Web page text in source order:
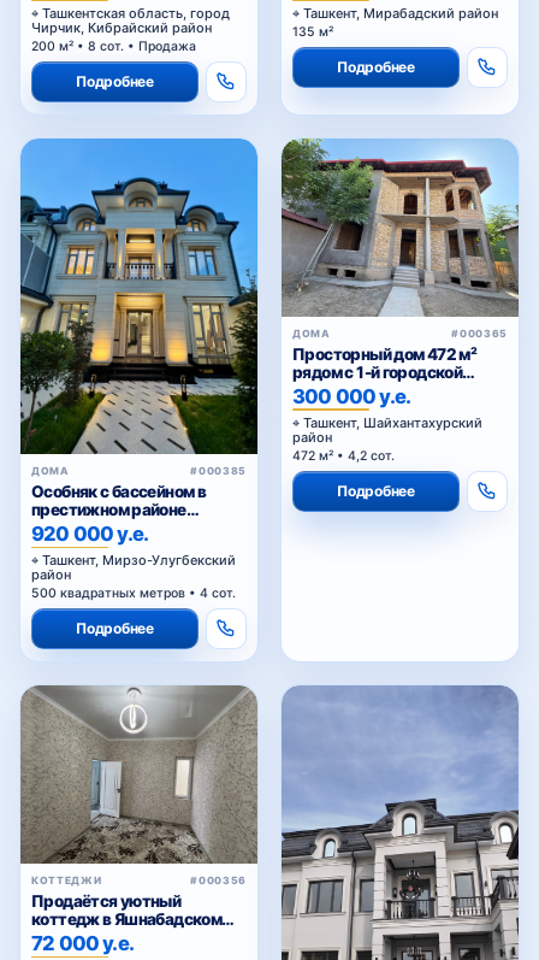
Ташкентская область, город
Чирчик, Кибрайский район
200 м² • 8 сот. • Продажа
Подробнее
Ташкент, Мирабадский район
135 м²
Подробнее
ДОМА #000385
Особняк с бассейном в
престижном районе
Циолковского — для
комфортной и статусной
жизни
920 000 у.е.
Ташкент, Мирзо-Улугбекский
район
500 квадратных метров • 4 сот.
Подробнее
ДОМА #000365
Просторный дом 472 м²
рядом с 1-й городской
больницей
300 000 у.е.
Ташкент, Шайхантахурский
район
472 м² • 4,2 сот.
Подробнее
КОТТЕДЖИ #000356
Продаётся уютный
коттедж в Яшнабадском
районе
72 000 у.е.